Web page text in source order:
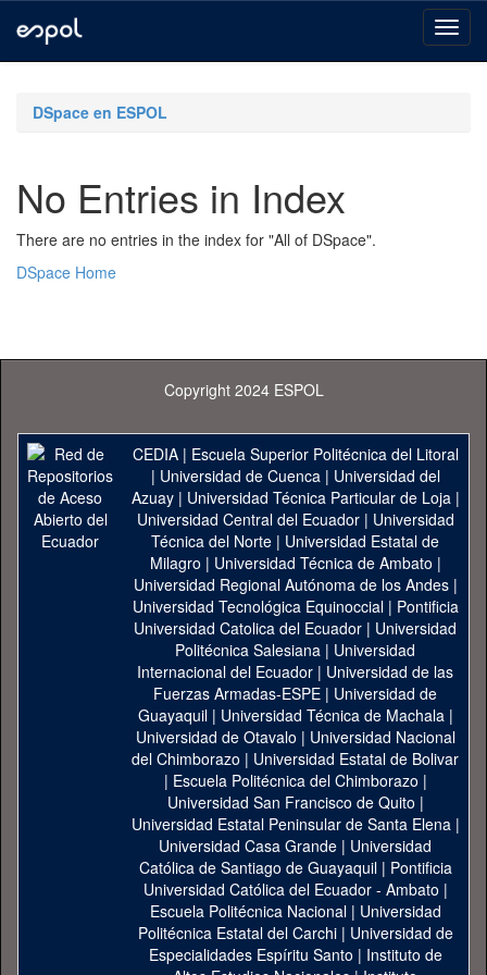
navigationDSpace en ESPOL
No Entries in Index
There are no entries in the index for "All of DSpace".
DSpace Home
Copyright 2024 ESPOL
CEDIA| Escuela Superior Politécnica del Litoral
| Universidad de Cuenca| Universidad del
Azuay| Universidad Técnica Particular de Loja|
Universidad Central del Ecuador| Universidad
Técnica del Norte | Universidad Estatal de
Milagro | Universidad Técnica de Ambato |
Universidad Regional Autónoma de los Andes|
Universidad Tecnológica Equinoccial| Pontificia
Universidad Catolica del Ecuador | Universidad
Politécnica Salesiana | Universidad
Internacional del Ecuador | Universidad de las
Fuerzas Armadas-ESPE | Universidad de
Guayaquil| Universidad Técnica de Machala|
Universidad de Otavalo | Universidad Nacional
del Chimborazo | Universidad Estatal de Bolivar
| Escuela Politécnica del Chimborazo |
Universidad San Francisco de Quito |
Universidad Estatal Peninsular de Santa Elena|
Universidad Casa Grande | Universidad
Católica de Santiago de Guayaquil| Pontificia
Universidad Católica del Ecuador - Ambato |
Escuela Politécnica Nacional| Universidad
Politécnica Estatal del Carchi| Universidad de
Especialidades Espíritu Santo | Instituto de